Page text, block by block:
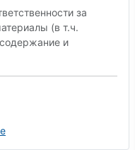
за
(в т.ч.
и